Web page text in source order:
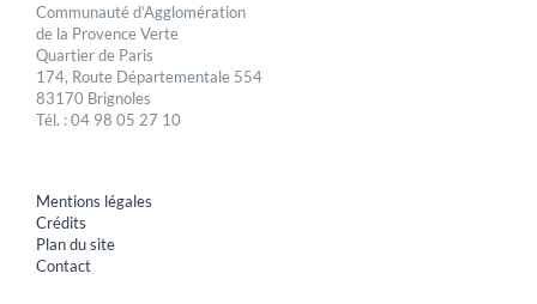
Communauté d’Agglomération
de la Provence Verte
Quartier de Paris
174, Route Départementale 554
83170 Brignoles
Tél. : 04 98 05 27 10
Mentions légales
Crédits
Plan du site
Contact